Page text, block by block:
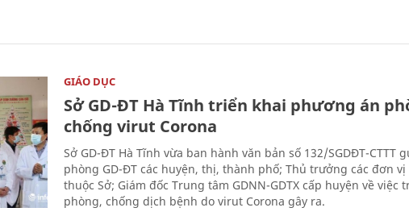
GIÁO DỤC
Sở GD-ĐT Hà Tĩnh triển khai phương án
chống virut Corona
Sở GD-ĐT Hà Tĩnh vừa ban hành văn bản số 132/SGDĐT-CTTT
phòng GD-ĐT các huyện, thị, thành phố; Thủ trưởng các đơn vị
thuộc Sở; Giám đốc Trung tâm GDNN-GDTX cấp huyện về việc
phòng, chống dịch bệnh do virut Corona gây ra.